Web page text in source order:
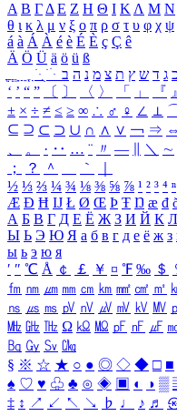
Α Β ΓΔ Ε Ζ Η Θ Ι ΚΛ Μ Ν
θ ι κ λ μ ν ξ ο π ρ σ τ υ φ χ ψ
á à Á À é è É È ç Ç ê
Ä Ö Ü ä ö ü ß
ִֶֹ ֻּ ׁׂ כ ג ד ש ץ ת צ מ נ ה ב
‘ ’ “ ” 〔 〕 〈 〉 「 」 『 』
± × ÷ ≠ ≤ ≥ ∞ ∴ ♂ ♀ ∠ ⊥
⊆ ⊇ ⊂ ⊃ ∪ ∩ ∧ ∨ ￢ ⇒ ⇔
、
。 · ‥ … ¨ 〃 ― ＼ ∼
；
？ ＾ ｀
½ ⅓ ⅔ ¼ ¾ ⅛ ⅜ ⅝ ⅞ ¹ ² ³ ⁴ ⁿ
Æ Ð Ħ Ĳ Ł Ø Œ Þ Ŧ Ŋ æ đ
А Б В Г Д Е Ё Ж З И Й К Л
Ы Ь Э Ю Я а б в г д е ё ж з
ы ь э ю я
′ ″ ℃ Å ￠ ￡ ￥ ¤ ℉ ‰ ＄
㎙ ㎚ ㎛ ㎜ ㎝ ㎞ ㎟ ㎠ ㎡
㎱ ㎲ ㎳ ㎴ ㎵ ㎶ ㎷ ㎸ ㎹
㎒ ㎓ ㎔ Ω ㏀ ㏁ ㎊ ㎋ ㎌
㏃ ㏉ ㏜ ㏆
§ ※ ☆ ★ ○ ● ◎ ◇ ◆ □ ■
♠ ♡ ♥ ♧ ♣ ⊙ ◈ ▣ ◐ ◑ ▒
‡ ↕ ↗ ↙ ↖ ↘ ♭ ♩ ♪ ♬